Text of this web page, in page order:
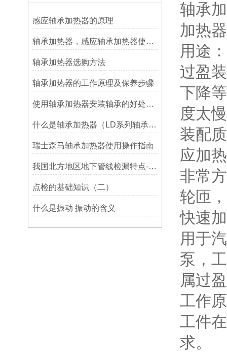
感应轴承加热器的原理
轴承加热器，感应轴承加热器使用常见问题总结！
轴承加热器选购方法
轴承加热器的工作原理及保养步骤
使用轴承加热器安装轴承的好处及优势——宁波利德
什么是轴承加热器（LD系列轴承加热器）-宁波利德仪器
瑞士森马轴承加热器使用操作指南
我国北方地区地下管线检漏特点-宁波利德仪器
点检的基础知识（二）
什么是振动 振动的含义
轴承
加热
用途
过盈
下降
度太
装配
应加
非常
轮匝
快速
用于
泵，
属过
工作
工件
求。